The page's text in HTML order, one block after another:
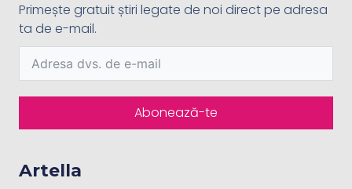
Artella
Primește gratuit știri legate de noi direct pe adresa
ta de e-mail.
Abonează-te